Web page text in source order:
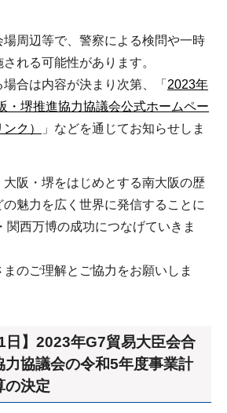
周辺等で、警察による検問や一時
れる可能性があります。
合は内容が決まり次第、「 2023年
・堺推進協力協議会公式ホームペー
ク）
」などを通じてお知らせしま
阪・堺をはじめとする南大阪の歴
魅力を広く世界に発信することに
関西万博の成功につなげていきま
のご理解とご協力をお願いしま
日】2023年G7貿易大臣会合
力協議会の令和5年度事業計
の決定